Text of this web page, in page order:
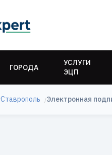
ГОРОДА
УСЛУГИ
ЭЦП
Ставрополь Электронная